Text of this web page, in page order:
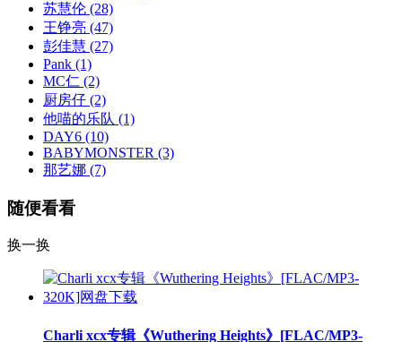
苏慧伦 (28)
王铮亮 (47)
彭佳慧 (27)
Pank (1)
MC仁 (2)
厨房仔 (2)
他喵的乐队 (1)
DAY6 (10)
BABYMONSTER (3)
那艺娜 (7)
随便看看
换一换
Charli xcx专辑《Wuthering Heights》[FLAC/MP3-